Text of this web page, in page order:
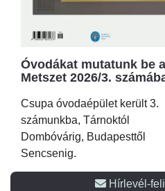
Óvodákat mutatunk be a
Metszet 2026/3.
Csupa óvodaépület került 3.
számunkba, Tárnoktól
Dombóvárig, Budapesttől
Sencsenig.
Hírlevél-